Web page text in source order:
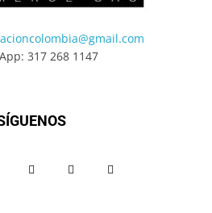
317 268 1147